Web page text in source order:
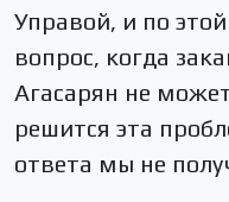
Управой, и по
вопрос, когда
Агасарян не
решится эта
ответа мы не